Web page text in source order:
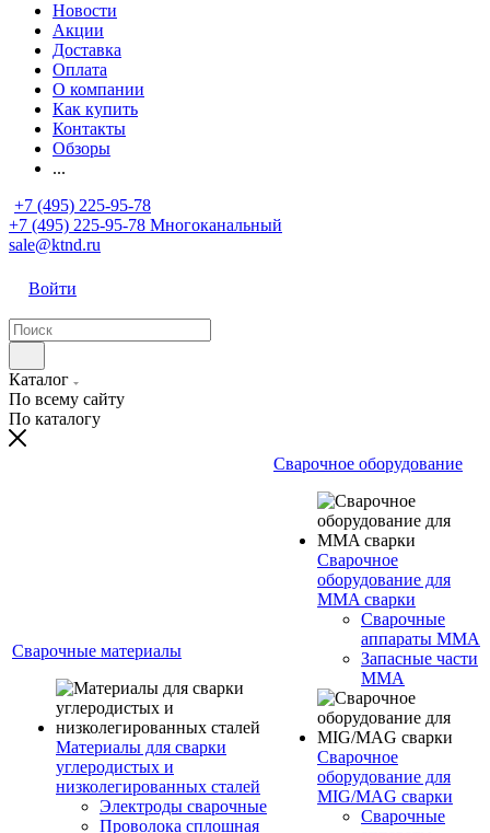
Новости
Акции
Доставка
Оплата
О компании
Как купить
Контакты
Обзоры
...
+7 (495) 225-95-78
+7 (495) 225-95-78 Многоканальный
sale@ktnd.ru
Войти
Каталог
По всему сайту
По каталогу
Сварочные материалы
Материалы для сварки
углеродистых и
низколегированных сталей
Электроды сварочные
Проволока сплошная
Сварочное оборудование
Сварочное
оборудование для
MMA сварки
Сварочные
аппараты MMA
Запасные части
MMA
Сварочное
оборудование для
MIG/MAG сварки
Сварочные